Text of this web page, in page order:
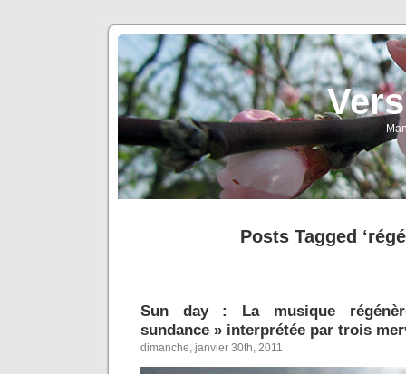
Posts Tagged
Sun day : La musique
sundance » interprétée par trois
dimanche, janvier 30th, 2011